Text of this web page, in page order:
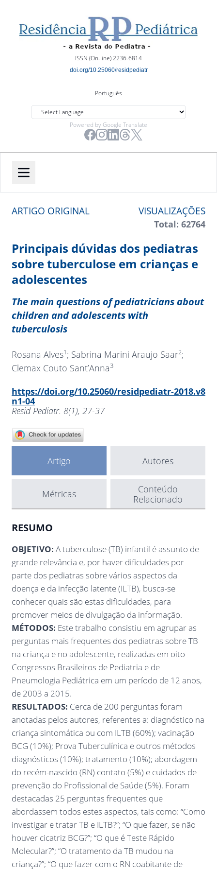
ISSN (On-line) 2236-6814
doi.org/10.25060/residpediatr
Português
Powered by Google Translate
ARTIGO ORIGINAL VISUALIZAÇÕES
Total: 62764
Principais dúvidas dos pediatras
sobre tuberculose em crianças e
adolescentes
The main questions of pediatricians about
children and adolescents with
tuberculosis
Rosana Alves1; Sabrina Marini Araujo Saar2;
Clemax Couto Sant’Anna3
https://doi.org/10.25060/residpediatr-2018.v8
n1-04
Resid Pediatr. 8(1), 27-37
Artigo Autores
Métricas
Conteúdo
Relacionado
RESUMO
OBJETIVO: A tuberculose (TB) infantil é assunto de
grande relevância e, por haver dificuldades por
parte dos pediatras sobre vários aspectos da
doença e da infecção latente (ILTB), busca-se
conhecer quais são estas dificuldades, para
promover meios de divulgação da informação.
MÉTODOS: Este trabalho consistiu em agrupar as
perguntas mais frequentes dos pediatras sobre TB
na criança e no adolescente, realizadas em oito
Congressos Brasileiros de Pediatria e de
Pneumologia Pediátrica em um período de 12 anos,
de 2003 a 2015.
RESULTADOS: Cerca de 200 perguntas foram
anotadas pelos autores, referentes a: diagnóstico na
criança sintomática ou com ILTB (60%); vacinação
BCG (10%); Prova Tuberculínica e outros métodos
diagnósticos (10%); tratamento (10%); abordagem
do recém-nascido (RN) contato (5%) e cuidados de
prevenção do Profissional de Saúde (5%). Foram
destacadas 25 perguntas frequentes que
abordassem todos estes aspectos, tais como: “Como
investigar e tratar TB e ILTB?”; “O que fazer, se não
houver cicatriz BCG?”; “O que é Teste Rápido
Molecular?”; “O tratamento da TB mudou na
criança?”; “O que fazer com o RN coabitante de